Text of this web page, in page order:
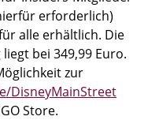
erforderlich)
alle erhältlich. Die
bei 349,99 Euro.
zur
DisneyMainStreet
Store.